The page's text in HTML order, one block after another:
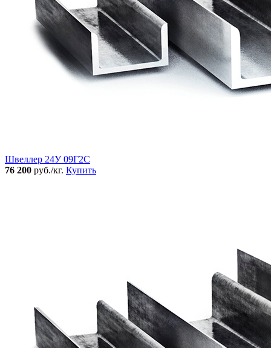
Швеллер 24У 09Г2С
76 200 руб./кг. Купить